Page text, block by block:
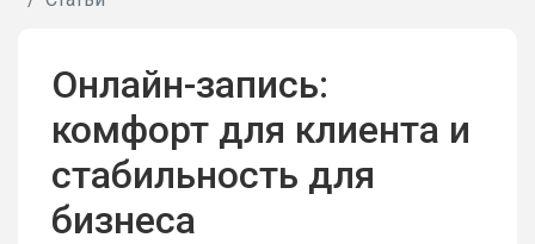
Онлайн-запись:
комфорт для клиента и
стабильность для
бизнеса